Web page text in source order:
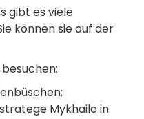
gibt es viele
können sie auf der
Mykhailo in